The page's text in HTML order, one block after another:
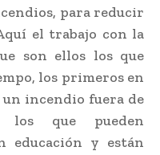
para reducir
el trabajo con la
son ellos los que
los primeros en
incendio fuera de
los que pueden
educación y están